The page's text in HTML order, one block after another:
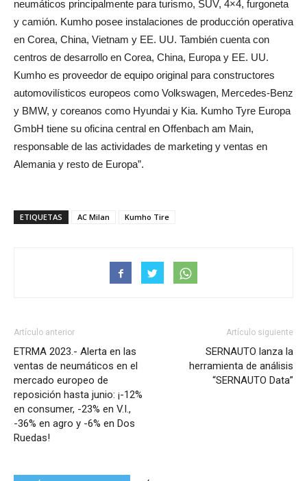
neumáticos principalmente para turismo, SUV, 4×4, furgoneta
y camión. Kumho posee instalaciones de producción operativa
en Corea, China, Vietnam y EE. UU. También cuenta con
centros de desarrollo en Corea, China, Europa y EE. UU.
Kumho es proveedor de equipo original para constructores
automovilísticos europeos como Volkswagen, Mercedes-Benz
y BMW, y coreanos como Hyundai y Kia. Kumho Tyre Europa
GmbH tiene su oficina central en Offenbach am Main,
responsable de las actividades de marketing y ventas en
Alemania y resto de Europa”.
ETIQUETAS AC Milan Kumho Tire
Artículo anterior
ETRMA 2023.- Alerta en las
ventas de neumáticos en el
mercado europeo de
reposición hasta junio: ¡-12%
en consumer, -23% en V.I.,
-36% en agro y -6% en Dos
Ruedas!
Artículo siguiente
SERNAUTO lanza la
herramienta de análisis
“SERNAUTO Data”